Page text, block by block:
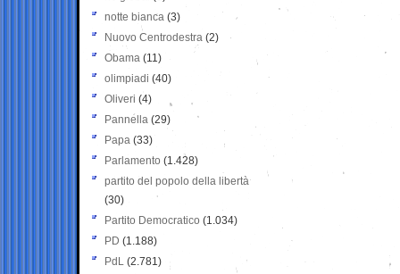
notte bianca (3)
Nuovo Centrodestra (2)
Obama (11)
olimpiadi (40)
Oliveri (4)
Pannella (29)
Papa (33)
Parlamento (1.428)
partito del popolo della libertà
(30)
Partito Democratico (1.034)
PD (1.188)
PdL (2.781)